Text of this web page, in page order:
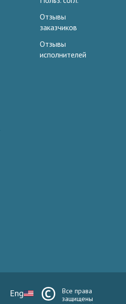
Отзывы
заказчиков
Отзывы
исполнителей
Eng
Все права
защищены